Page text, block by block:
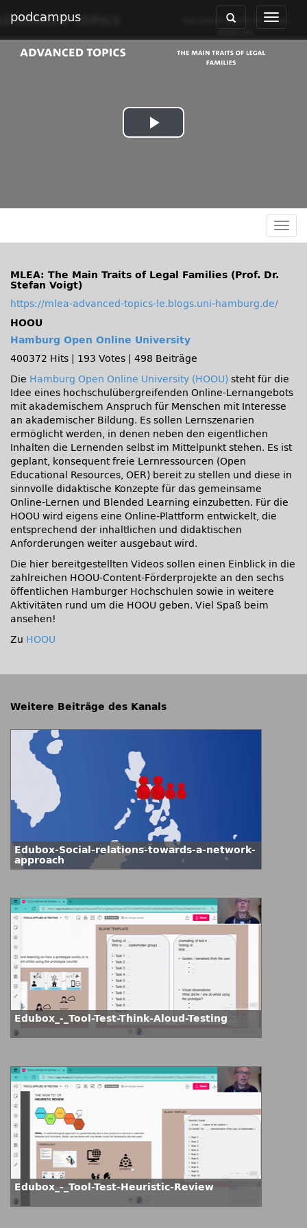
podcampus
Toggle
Toggle
navigation
Play
MLEA: The Main Traits of Legal Families (Prof. Dr.
Stefan Voigt)
https://mlea-advanced-topics-le.blogs.uni-hamburg.de/
HOOU
Hamburg Open Online University
400372 Hits
193 Votes
498 Beiträge
Die Hamburg Open Online University (HOOU) steht für die
Idee eines hochschulübergreifenden Online-Lernangebots
mit akademischem Anspruch für Menschen mit Interesse
an akademischer Bildung. Es sollen Lernszenarien
ermöglicht werden, in denen neben den eigentlichen
Inhalten die Lernenden selbst im Mittelpunkt stehen. Es ist
geplant, konsequent freie Lernressourcen (Open
Educational Resources, OER) bereit zu stellen und diese in
sinnvolle didaktische Konzepte für das gemeinsame
Online-Lernen und Blended Learning einzubetten. Für die
HOOU wird eigens eine Online-Plattform entwickelt, die
entsprechend der inhaltlichen und didaktischen
Anforderungen weiter ausgebaut wird.
Die hier bereitgestellten Videos sollen einen Einblick in die
zahlreichen HOOU-Content-Förderprojekte an den sechs
öffentlichen Hamburger Hochschulen sowie in weitere
Aktivitäten rund um die HOOU geben. Viel Spaß beim
ansehen!
Zu HOOU
Weitere Beiträge des Kanals
Edubox-Social-relations-towards-a-network-
approach
Edubox_-_Tool-Test-Think-Aloud-Testing
Edubox_-_Tool-Test-Heuristic-Review